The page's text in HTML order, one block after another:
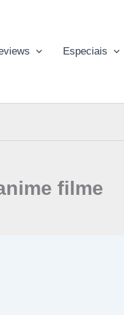
Especiais
filme